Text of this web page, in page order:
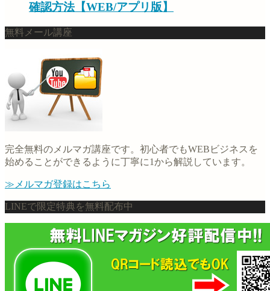
確認方法【WEB/アプリ版】
無料メール講座
完全無料のメルマガ講座です。初心者でもWEBビジネスを
始めることができるように丁寧に1から解説しています。
≫メルマガ登録はこちら
LINEで限定特典を無料配布中